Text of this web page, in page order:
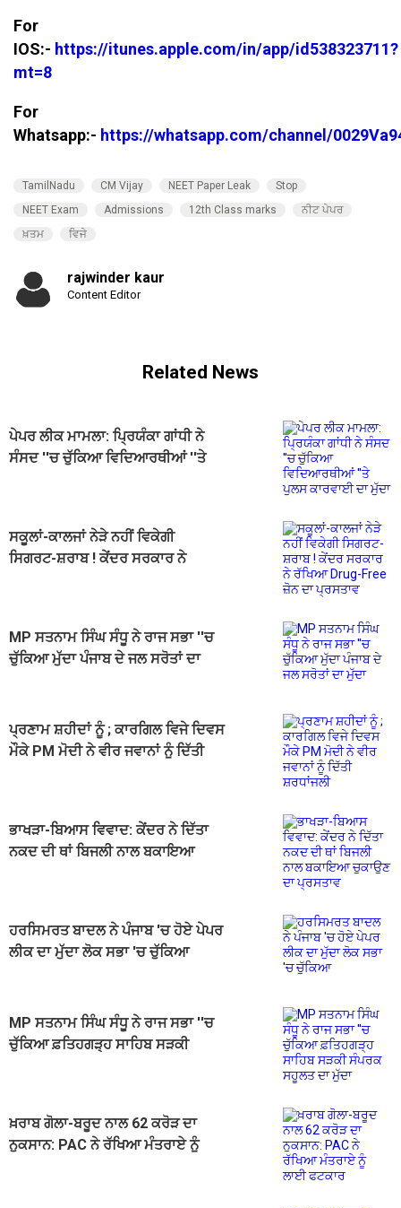
For
IOS:- https://itunes.apple.com/in/app/id538323711?
mt=8
For
Whatsapp:- https://whatsapp.com/channel/
TamilNadu CM Vijay NEET Paper Leak
Stop
NEET Exam
Admissions 12th Class marks
ਨੀਟ ਪੇਪਰ
ਖ਼ਤਮ
ਵਿਜੇ
rajwinder kaur
Content Editor
Related News
ਪੇਪਰ ਲੀਕ ਮਾਮਲਾ: ਪ੍ਰਿਯੰਕਾ ਗਾਂਧੀ ਨੇ
ਸੰਸਦ ''ਚ ਚੁੱਕਿਆ ਵਿਦਿਆਰਥੀਆਂ ''ਤੇ
ਸਕੂਲਾਂ-ਕਾਲਜਾਂ ਨੇੜੇ ਨਹੀਂ ਵਿਕੇਗੀ
ਸਿਗਰਟ-ਸ਼ਰਾਬ ! ਕੇਂਦਰ ਸਰਕਾਰ ਨੇ
MP ਸਤਨਾਮ ਸਿੰਘ ਸੰਧੂ ਨੇ ਰਾਜ ਸਭਾ ''ਚ
ਚੁੱਕਿਆ ਮੁੱਦਾ ਪੰਜਾਬ ਦੇ ਜਲ ਸਰੋਤਾਂ ਦਾ
ਪ੍ਰਣਾਮ ਸ਼ਹੀਦਾਂ ਨੂੰ ; ਕਾਰਗਿਲ ਵਿਜੇ ਦਿਵਸ
ਮੌਕੇ PM ਮੋਦੀ ਨੇ ਵੀਰ ਜਵਾਨਾਂ ਨੂੰ ਦਿੱਤੀ
ਭਾਖੜਾ-ਬਿਆਸ ਵਿਵਾਦ: ਕੇਂਦਰ ਨੇ ਦਿੱਤਾ
ਨਕਦ ਦੀ ਥਾਂ ਬਿਜਲੀ ਨਾਲ ਬਕਾਇਆ
ਹਰਸਿਮਰਤ ਬਾਦਲ ਨੇ ਪੰਜਾਬ 'ਚ ਹੋਏ ਪੇਪਰ
ਲੀਕ ਦਾ ਮੁੱਦਾ ਲੋਕ ਸਭਾ 'ਚ ਚੁੱਕਿਆ
MP ਸਤਨਾਮ ਸਿੰਘ ਸੰਧੂ ਨੇ ਰਾਜ ਸਭਾ ''ਚ
ਚੁੱਕਿਆ ਫ਼ਤਿਹਗੜ੍ਹ ਸਾਹਿਬ ਸੜਕੀ
ਖ਼ਰਾਬ ਗੋਲਾ-ਬਰੂਦ ਨਾਲ 62 ਕਰੋੜ ਦਾ
ਨੁਕਸਾਨ: PAC ਨੇ ਰੱਖਿਆ ਮੰਤਰਾਏ ਨੂੰ